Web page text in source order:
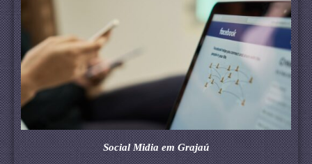
Social Midia em Grajaú